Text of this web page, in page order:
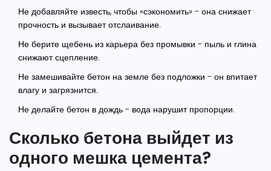
Не добавляйте известь, чтобы «сэкономить» - она снижает
прочность и вызывает отслаивание.
Не берите щебень из карьера без промывки - пыль и глина
снижают сцепление.
Не замешивайте бетон на земле без подложки - он впитает
влагу и загрязнится.
Не делайте бетон в дождь - вода нарушит пропорции.
Сколько бетона выйдет из
одного мешка цемента?